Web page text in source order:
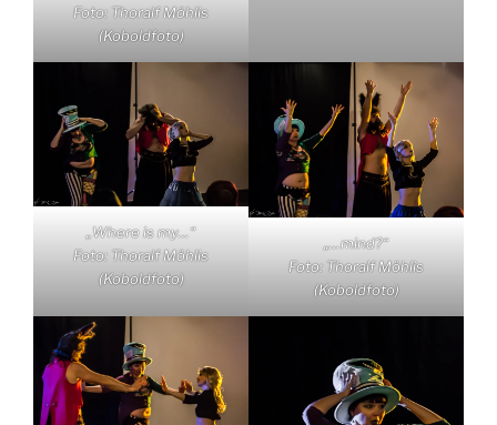
Foto: Thoralf Möhlis
(Koboldfoto)
„Where is my…“
Foto: Thoralf Möhlis
(Koboldfoto)
„…mind?“
Foto: Thoralf Möhlis
(Koboldfoto)